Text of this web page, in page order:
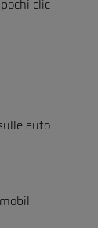
clic
auto